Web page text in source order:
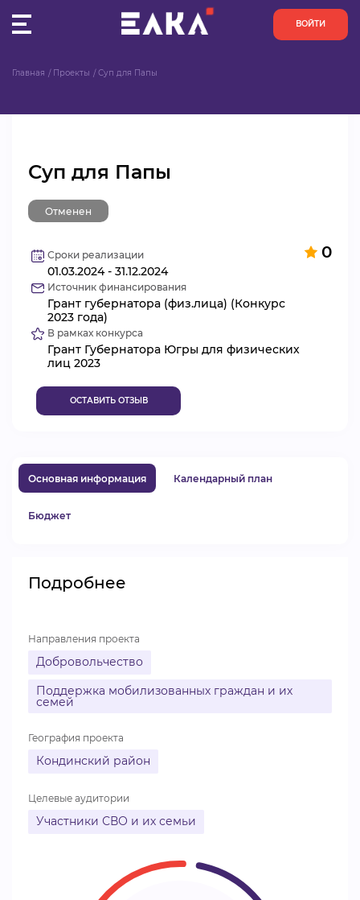
ВОЙТИ
ОРГАНИЗАЦИИ
АКТИВИСТЫ
ПРОЕКТЫ
АНАЛИТИКА
БАЗА ЗНАНИЙ
ВИДЕОКУРСЫ
Главная Проекты Суп для Папы
Суп для Папы
Отменен
0
Сроки реализации
01.03.2024 - 31.12.2024
Источник финансирования
Грант губернатора (физ.лица) (Конкурс
2023 года)
В рамках конкурса
Грант Губернатора Югры для физических
лиц 2023
ОСТАВИТЬ ОТЗЫВ
Основная информация Календарный план
Бюджет
Подробнее
Направления проекта
Добровольчество
Поддержка мобилизованных граждан и их
семей
География проекта
Кондинский район
Целевые аудитории
Участники СВО и их семьи